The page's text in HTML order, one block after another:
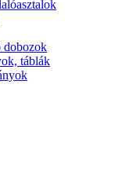
dobozok
táblák